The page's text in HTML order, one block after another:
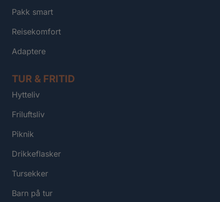
Pakk smart
Reisekomfort
Adaptere
TUR & FRITID
Hytteliv
Friluftsliv
Piknik
Drikkeflasker
Tursekker
Barn på tur